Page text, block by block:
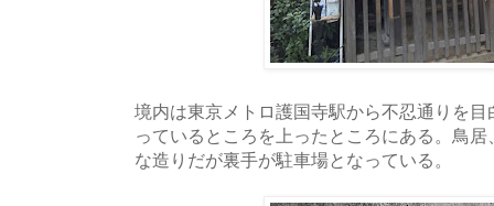
境内は東京メトロ護国寺駅から不忍通りを
っているところを上ったところにある。鳥
な造りだが裏手が駐車場となっている。